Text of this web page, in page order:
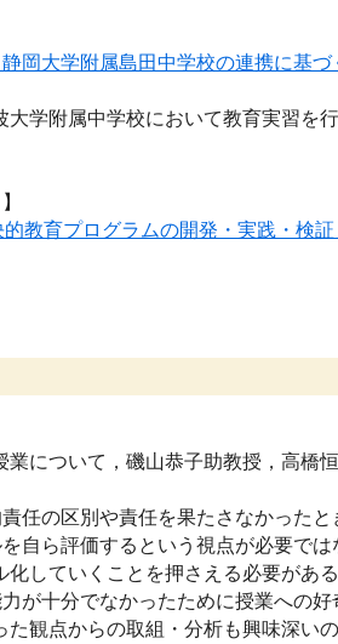
大学附属島田中学校の連携に基づ
学附属中学校において教育実習を
教育プログラムの開発・実践・検証
について，磯山恭子助教授，高橋
の区別や責任を果たさなかったと
ら評価するという視点が必要で
していくことを押さえる必要がある
十分でなかったために授業への
観点からの取組・分析も興味深いの